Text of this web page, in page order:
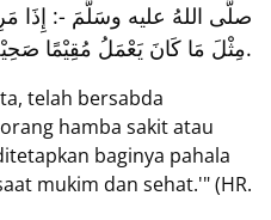
صلَّى اللهُ عليه وسَلَّمَ -: إِذَا
مِثْلَ مَا كَانَ يَعْمَلُ مُقِيْمًا صَحِيْحًا.
telah bersabda
hamba sakit atau
baginya pahala
mukim dan sehat.'" (HR.